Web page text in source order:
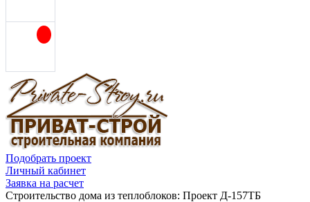
Подобрать проект
Личный кабинет
Заявка на расчет
Строительство дома из теплоблоков: Проект Д-157ТБ